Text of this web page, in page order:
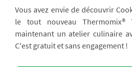
Vous avez envie de découvrir
le tout nouveau Thermomix®
maintenant un atelier culinaire
C'est gratuit et sans engagement !